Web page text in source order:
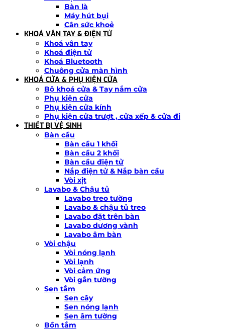
Bàn là
Máy hút bụi
Cân sức khoẻ
KHOÁ VÂN TAY & ĐIỆN TỬ
Khoá vân tay
Khoá điện tử
Khoá Bluetooth
Chuông cửa màn hình
KHOÁ CỬA & PHỤ KIỆN CỬA
Bộ khoá cửa & Tay nắm cửa
Phụ kiện cửa
Phụ kiện cửa kính
Phụ kiện cửa trượt , cửa xếp & cửa đi
THIẾT BỊ VỆ SINH
Bàn cầu
Bàn cầu 1 khối
Bàn cầu 2 khối
Bàn cầu điện tử
Nắp điện tử & Nắp bàn cầu
Vòi xịt
Lavabo & Chậu tủ
Lavabo treo tường
Lavabo & chậu tủ treo
Lavabo đặt trên bàn
Lavabo dương vành
Lavabo âm bàn
Vòi chậu
Vòi nóng lạnh
Vòi lạnh
Vòi cảm ứng
Vòi gắn tường
Sen tắm
Sen cây
Sen nóng lạnh
Sen âm tường
Bồn tắm